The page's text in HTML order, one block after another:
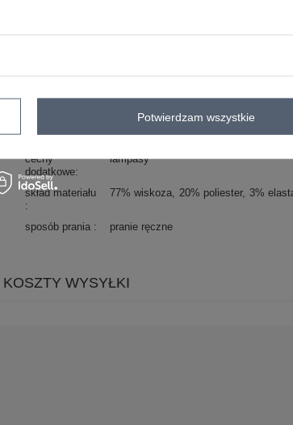
styl nogawek
zwężane
wiązanie
kieszenie
boczne
cechy
dodatkowe
lampasy
skład materiału 77% wiskoza 20% poliester 3%
sposób prania pranie ręczne
WYSYŁKI
Potwierdzam wszystkie